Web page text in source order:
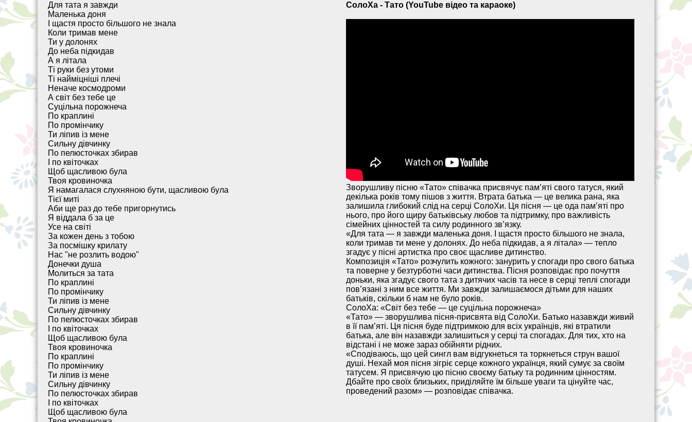
Для тата я завжди
Маленька доня
І щастя просто більшого не знала
Коли тримав мене
Ти у долонях
До неба підкидав
А я літала
Ті руки без утоми
Ті найміцніші плечі
Неначе космодроми
А світ без тебе це
Суцільна порожнеча
По краплині
По промінчику
Ти ліпив із мене
Сильну дівчинку
По пелюсточках збирав
І по квіточках
Щоб щасливою була
Твоя кровиночка
Я намагалася слухняною бути, щасливою була
Тієї миті
Аби ще раз до тебе пригорнутись
Я віддала б за це
Усе на світі
За кожен день з тобою
За посмішку крилату
Нас "не розлить водою"
Донечки душа
Молиться за тата
По краплині
По промінчику
Ти ліпив із мене
Сильну дівчинку
По пелюсточках збирав
І по квіточках
Щоб щасливою була
Твоя кровиночка
По краплині
По промінчику
Ти ліпив із мене
Сильну дівчинку
По пелюсточках збирав
І по квіточках
Щоб щасливою була
СолоХа - Тато (YouTube відео та караоке)
Зворушливу пісню «Тато» співачка присвячує памʼяті свого татуся, який
декілька років тому пішов з життя. Втрата батька — це велика рана, яка
залишила глибокий слід на серці СолоХи. Ця пісня — це ода памʼяті про
нього, про його щиру батьківську любов та підтримку, про важливість
сімейних цінностей та силу родинного зв’язку.
«Для тата — я завжди маленька доня. І щастя просто більшого не знала,
коли тримав ти мене у долонях. До неба підкидав, а я літала» — тепло
згадує у пісні артистка про своє щасливе дитинство.
Композиція «Тато» розчулить кожного: занурить у спогади про свого батька
та поверне у безтурботні часи дитинства. Пісня розповідає про почуття
доньки, яка згадує свого тата з дитячих часів та несе в серці теплі спогади
пов’язані з ним все життя. Ми завжди залишаємося дітьми для наших
батьків, скільки б нам не було років.
СолоХа: «Світ без тебе — це суцільна порожнеча»
«Тато» — зворушлива пісня-присвята від СолоХи. Батько назавжди живий
в її пам’яті. Ця пісня буде підтримкою для всіх українців, які втратили
батька, але він назавжди залишиться у серці та спогадах. Для тих, хто на
відстані і не може зараз обійняти рідних.
«Сподіваюсь, що цей сингл вам відгукнеться та торкнеться струн вашої
душі. Нехай моя пісня зігріє серце кожного українця, який сумує за своїм
татусем. Я присвячую цю пісню своєму батьку та родинним цінностям.
Дбайте про своїх близьких, приділяйте їм більше уваги та цінуйте час,
проведений разом» — розповідає співачка.